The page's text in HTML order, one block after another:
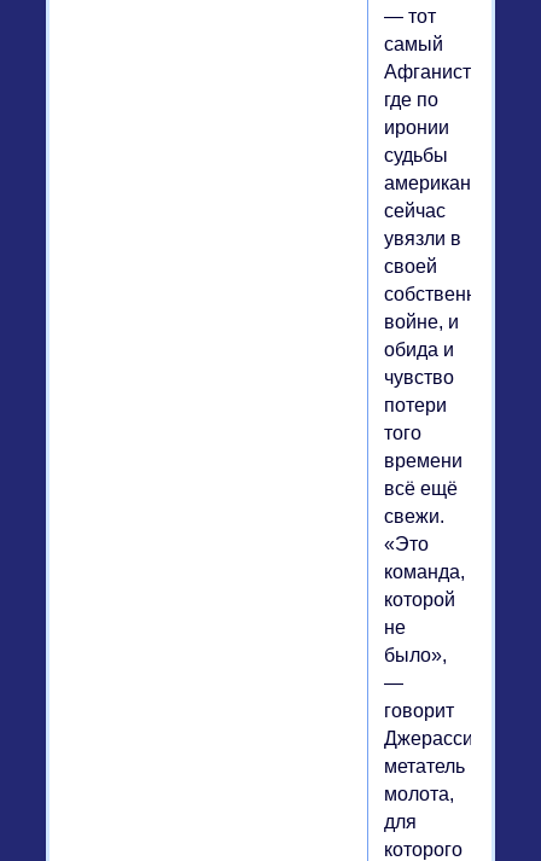
— тот
самый
Афганистан,
где по
иронии
судьбы
американцы
сейчас
увязли в
своей
собственной
войне, и
обида и
чувство
потери
того
времени
всё ещё
свежи.
«Это
команда,
которой
не
было»,
—
говорит
Джерасси,
метатель
молота,
для
которого